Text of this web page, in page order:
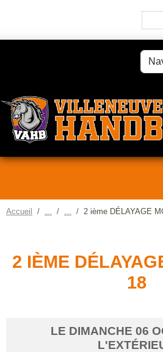
Accueil 2 ième DÉLAYAGE
2 IÈME
18
LE DIMANCHE 06